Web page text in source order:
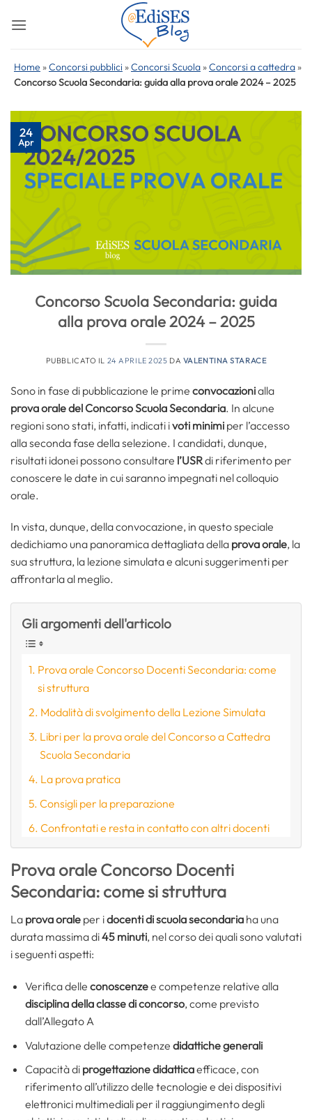
Home »Concorsi pubblici »Concorsi Scuola »Concorsi a cattedra »
Concorso Scuola Secondaria: guida alla prova orale 2024 – 2025
24
Apr
Concorso Scuola Secondaria: guida
alla prova orale 2024 – 2025
PUBBLICATO IL 24 APRILE 2025 DA VALENTINA STARACE
Sono in fase di pubblicazione le prime convocazionialla
prova orale del Concorso Scuola Secondaria. In alcune
regioni sono stati, infatti, indicati ivoti minimi per l’accesso
alla seconda fase della selezione. I candidati, dunque,
risultati idonei possono consultare l’USRdi riferimento per
conoscere le date in cui saranno impegnati nel colloquio
orale.
In vista, dunque, della convocazione, in questo speciale
dedichiamo una panoramica dettagliata della prova orale, la
sua struttura, la lezione simulata e alcuni suggerimenti per
affrontarla al meglio.
Gli argomenti dell'articolo
Prova orale Concorso Docenti Secondaria: come
si struttura
Modalità di svolgimento della Lezione Simulata
Libri per la prova orale del Concorso a Cattedra
Scuola Secondaria
La prova pratica
Consigli per la preparazione
Confrontati e resta in contatto con altri docenti
Prova orale Concorso Docenti
Secondaria: come si struttura
La prova orale per idocenti di scuola secondaria ha una
durata massima di45 minuti, nel corso dei quali sono valutati
i seguenti aspetti:
Verifica delle conoscenzee competenze relative alla
disciplina della classe di concorso, come previsto
dall’Allegato A
Valutazione delle competenze didattiche generali
Capacità di progettazione didatticaefficace, con
riferimento all’utilizzo delle tecnologie e dei dispositivi
elettronici multimediali per il raggiungimento degli